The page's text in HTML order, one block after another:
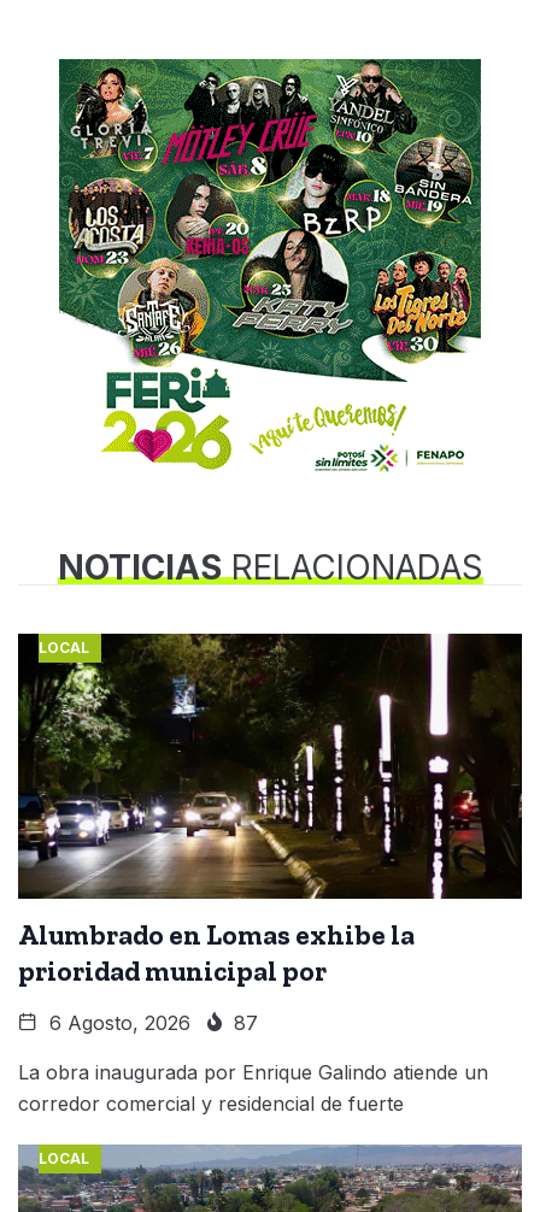
NOTICIASRELACIONADAS
LOCAL
Alumbrado en Lomas exhibe la
prioridad municipal por
6 Agosto, 2026 87
La obra inaugurada por Enrique Galindo atiende un
corredor comercial y residencial de fuerte
LOCAL